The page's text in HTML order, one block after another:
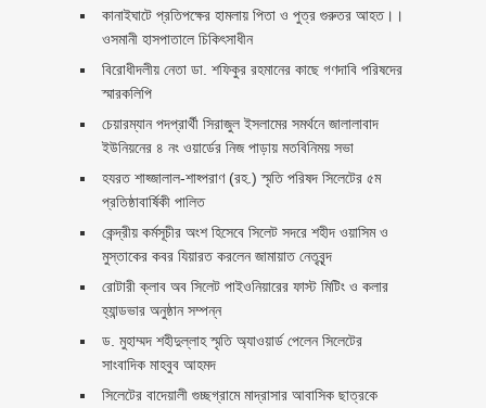
কানাইঘাটে প্রতিপক্ষের হামলায় পিতা ও পুত্র গুরুতর আহত।।
ওসমানী হাসপাতালে চিকিৎসাধীন
বিরোধীদলীয় নেতা ডা. শফিকুর রহমানের কাছে গণদাবি পরিষদের
স্মারকলিপি ‎
চেয়ারম্যান পদপ্রার্থী সিরাজুল ইসলামের সমর্থনে জালালাবাদ
ইউনিয়নের ৪ নং ওয়ার্ডের নিজ পাড়ায় মতবিনিময় সভা
হযরত শাহ্জালাল-শাহ্পরাণ (রহ.) স্মৃতি পরিষদ সিলেটের ৫ম
প্রতিষ্ঠাবার্ষিকী পালিত ‎​
কেন্দ্রীয় কর্মসূচীর অংশ হিসেবে সিলেট সদরে শহীদ ওয়াসিম ও
মুস্তাকের কবর যিয়ারত করলেন জামায়াত নেতৃবৃন্দ ‎
রোটারী ক্লাব অব সিলেট পাইওনিয়ারের ফাস্ট মিটিং ও কলার
হ্যান্ডভার অনুষ্ঠান সম্পন্ন
ড. মুহাম্মদ শহীদুল্লাহ স্মৃতি অ্যাওয়ার্ড পেলেন সিলেটের
সাংবাদিক মাহবুব আহমদ
সিলেটের বাদেয়ালী গুচ্ছগ্রামে মাদ্রাসার আবাসিক ছাত্রকে